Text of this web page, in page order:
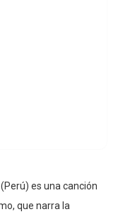
es una canción
que narra la